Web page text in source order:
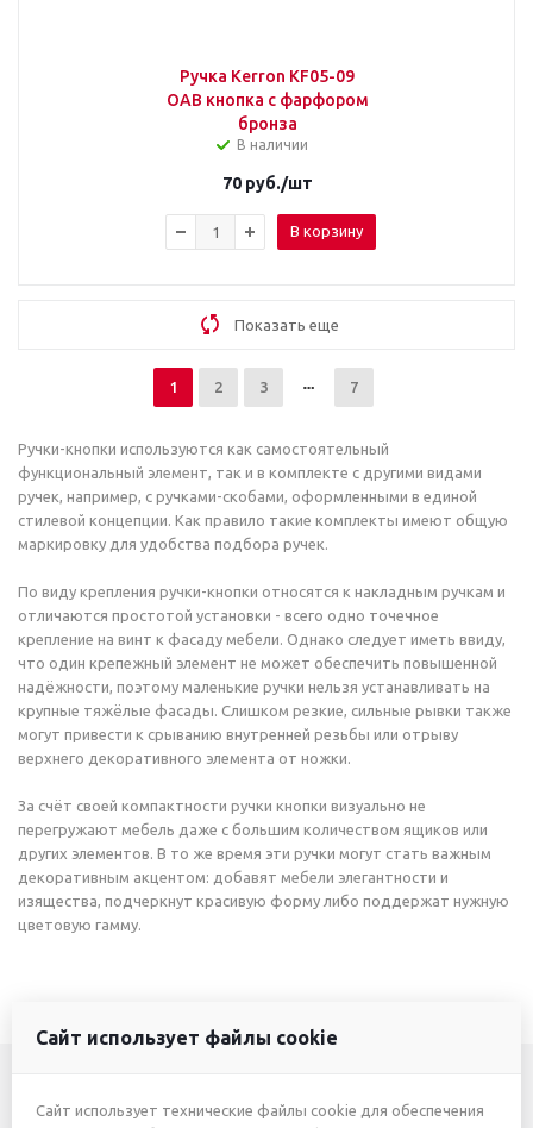
Ручка Kerron KF05-09
OAB кнопка с фарфором
бронза
В наличии
70руб./шт
В корзину
Показать еще
1 2 3 7
Ручки-кнопки используются как самостоятельный
функциональный элемент, так и в комплекте с другими видами
ручек, например, с ручками-скобами, оформленными в единой
стилевой концепции. Как правило такие комплекты имеют общую
маркировку для удобства подбора ручек.
По виду крепления ручки-кнопки относятся к накладным ручкам и
отличаются простотой установки - всего одно точечное
крепление на винт к фасаду мебели. Однако следует иметь ввиду,
что один крепежный элемент не может обеспечить повышенной
надёжности, поэтому маленькие ручки нельзя устанавливать на
крупные тяжёлые фасады. Слишком резкие, сильные рывки также
могут привести к срыванию внутренней резьбы или отрыву
верхнего декоративного элемента от ножки.
За счёт своей компактности ручки кнопки визуально не
перегружают мебель даже с большим количеством ящиков или
других элементов. В то же время эти ручки могут стать важным
декоративным акцентом: добавят мебели элегантности и
изящества, подчеркнут красивую форму либо поддержат нужную
цветовую гамму.
+7 (3412) 46-7777
Сайт использует файлы cookie
Сайт использует технические файлы cookie для обеспечения